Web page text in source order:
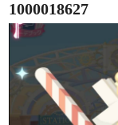
1000018627